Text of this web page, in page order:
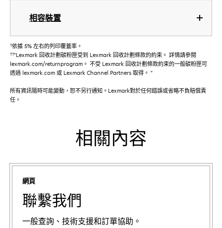
相容裝置
†依據 5% 左右的列印覆蓋率。
††"Lexmark 回收計劃碳粉匣受到 Lexmark 回收計劃條款的約束。 詳情請參閱
lexmark.com/returnprogram。 不受 Lexmark 回收計劃條款約束的一般碳粉匣可
透過 lexmark.com 或 Lexmark Channel Partners 取得。 "
所有資訊隨時可能變動，恕不另行通知。Lexmark對於任何錯誤或省略不負賠償責
任。
相關內容
網頁
聯繫我們
一般查詢、技術支援和訂單協助。